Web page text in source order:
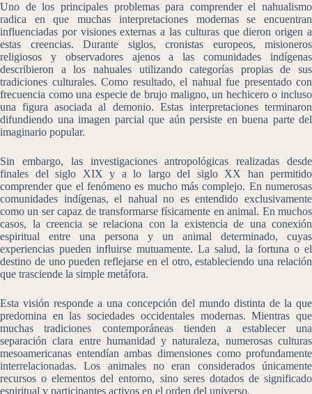
Uno de los principales problemas para comprender el nahualismo
radica en que muchas interpretaciones modernas se encuentran
influenciadas por visiones externas a las culturas que dieron origen a
estas creencias. Durante siglos, cronistas europeos, misioneros
religiosos y observadores ajenos a las comunidades indígenas
describieron a los nahuales utilizando categorías propias de sus
tradiciones culturales. Como resultado, el nahual fue presentado con
frecuencia como una especie de brujo maligno, un hechicero o incluso
una figura asociada al demonio. Estas interpretaciones terminaron
difundiendo una imagen parcial que aún persiste en buena parte del
imaginario popular.
Sin embargo, las investigaciones antropológicas realizadas desde
finales del siglo XIX y a lo largo del siglo XX han permitido
comprender que el fenómeno es mucho más complejo. En numerosas
comunidades indígenas, el nahual no es entendido exclusivamente
como un ser capaz de transformarse físicamente en animal. En muchos
casos, la creencia se relaciona con la existencia de una conexión
espiritual entre una persona y un animal determinado, cuyas
experiencias pueden influirse mutuamente. La salud, la fortuna o el
destino de uno pueden reflejarse en el otro, estableciendo una relación
que trasciende la simple metáfora.
Esta visión responde a una concepción del mundo distinta de la que
predomina en las sociedades occidentales modernas. Mientras que
muchas tradiciones contemporáneas tienden a establecer una
separación clara entre humanidad y naturaleza, numerosas culturas
mesoamericanas entendían ambas dimensiones como profundamente
interrelacionadas. Los animales no eran considerados únicamente
recursos o elementos del entorno, sino seres dotados de significado
espiritual y participantes activos en el orden del universo.